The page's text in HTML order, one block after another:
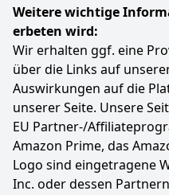
maßgeschneiderte
Fernseher bietet dir
Oberfläche, die dein
und pSprachsteuerung
Kanäle, starte deine
das, worauf du gerade
entspannt per
Fernseher hört auf
einen sofortigen
Sprachsteuerung leicht
Kanäle, starte deine
das, worauf du gerade
Weitere wichtige
erbeten wird:
Wir erhalten ggf. eine
über die Links auf
Auswirkungen auf die
unserer Seite. Unsere
EU Partner-/
Amazon Prime, das
Logo sind eingetragene
Inc. oder dessen